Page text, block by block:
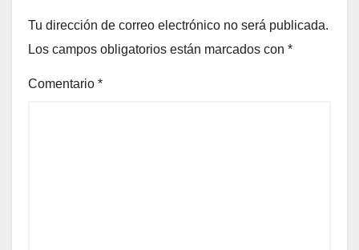
Tu dirección de correo electrónico no será publicada.
Los campos obligatorios están marcados con *
Comentario *